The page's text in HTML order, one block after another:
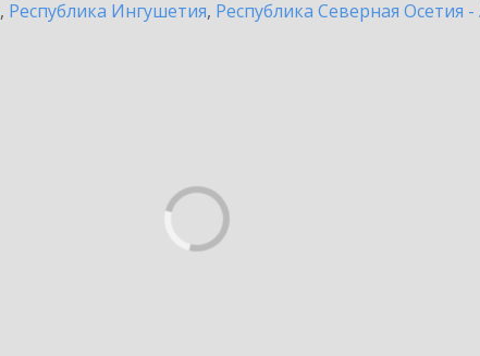
, Республика Ингушетия, Республика Северная Осетия -